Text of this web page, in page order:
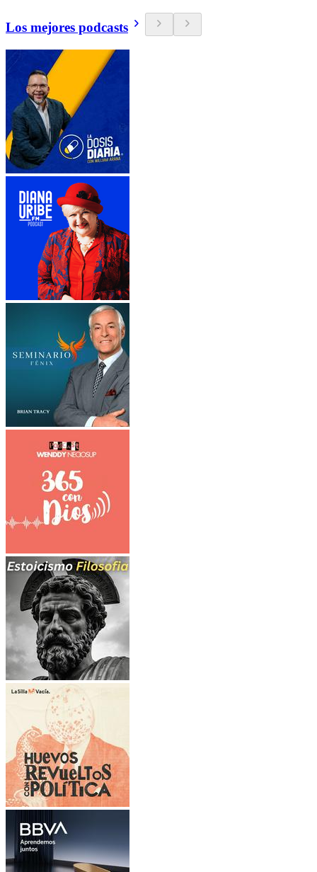
Los mejores podcasts